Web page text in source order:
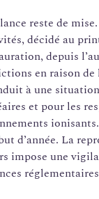
reste de
décidé au
depuis
en raison
à une
et pour les
d’année. La
impose une